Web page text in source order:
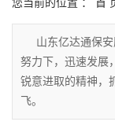
您当前的位置 ： 首
山东亿达通保
努力下，迅速发展
锐意进取的精神，
飞。